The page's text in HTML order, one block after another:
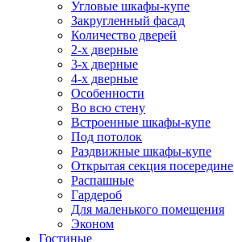
Угловые шкафы-купе
Закругленный фасад
Количество дверей
2-х дверные
3-х дверные
4-х дверные
Особенности
Во всю стену
Встроенные шкафы-купе
Под потолок
Раздвижные шкафы-купе
Открытая секция посередине
Распашные
Гардероб
Для маленького помещения
Эконом
Гостиные